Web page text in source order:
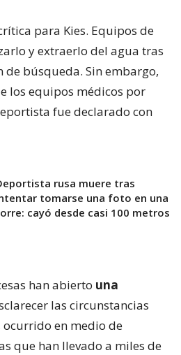
para Kies. Equipos de
y extraerlo del agua tras
de búsqueda. Sin embargo,
los equipos médicos por
fue declarado con
rusa muere tras
tomarse una foto en una
cayó desde casi 100 metros
han abierto una
las circunstancias
ocurrido en medio de
que han llevado a miles de